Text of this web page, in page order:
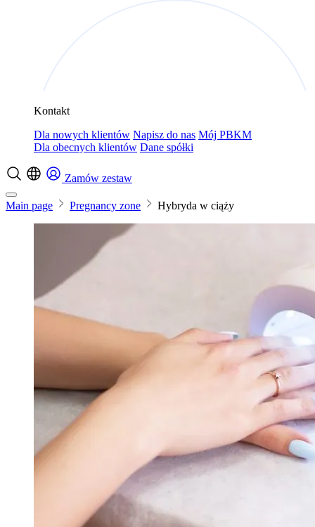
Kontakt
Dla nowych klientów Napisz do nas Mój PBKM
Dla obecnych klientów Dane spółki
Zamów zestaw
Main page Pregnancy zone Hybryda w ciąży